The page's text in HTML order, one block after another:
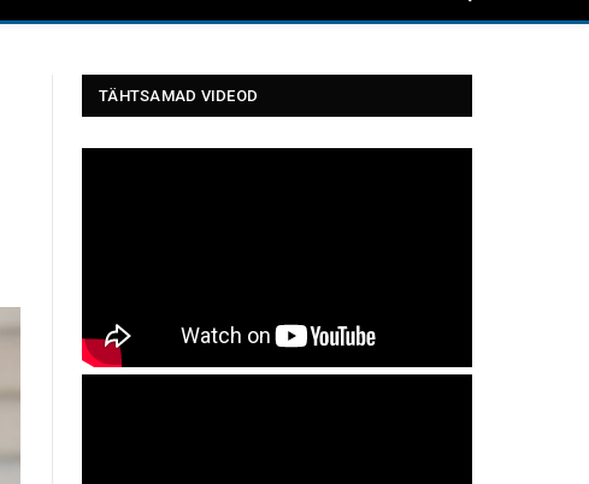
TÄHTSAMAD VIDEOD